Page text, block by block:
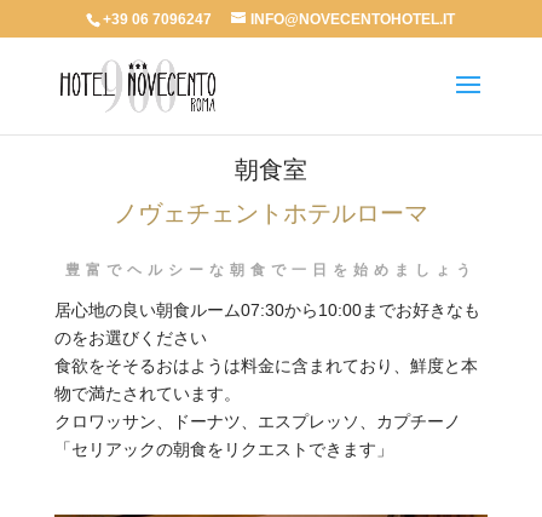
+39 06 7096247 INFO@NOVECENTOHOTEL.IT
朝食室
ノヴェチェントホテルローマ
豊富でヘルシーな朝食で一日を始めましょう
居心地の良い朝食ルーム07:30から10:00までお好きなも
のをお選びください
食欲をそそるおはようは料金に含まれており、鮮度と本
物で満たされています。
クロワッサン、ドーナツ、エスプレッソ、カプチーノ
「セリアックの朝食をリクエストできます」